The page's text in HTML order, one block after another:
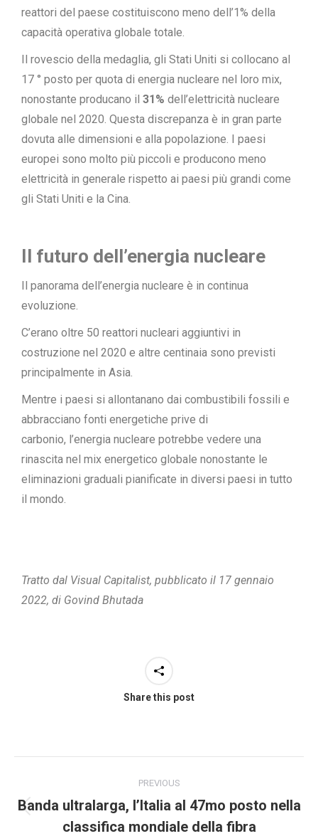
reattori del paese costituiscono meno dell’1% della
capacità operativa globale totale.
Il rovescio della medaglia, gli Stati Uniti si collocano al
17 ° posto per quota di energia nucleare nel loro mix,
nonostante producano il 31% dell’elettricità nucleare
globale nel 2020. Questa discrepanza è in gran parte
dovuta alle dimensioni e alla popolazione. I paesi
europei sono molto più piccoli e producono meno
elettricità in generale rispetto ai paesi più grandi come
gli Stati Uniti e la Cina.
Il futuro dell’energia nucleare
Il panorama dell’energia nucleare è in continua
evoluzione.
C’erano oltre 50 reattori nucleari aggiuntivi in
costruzione nel 2020 e altre centinaia sono previsti
principalmente in Asia.
Mentre i paesi si allontanano dai combustibili fossili e
abbracciano fonti energetiche prive di
carbonio, l’energia nucleare potrebbe vedere una
rinascita nel mix energetico globale nonostante le
eliminazioni graduali pianificate in diversi paesi in tutto
il mondo.
Tratto dal Visual Capitalist, pubblicato il 17 gennaio
2022, di Govind Bhutada
Share this post
PREVIOUS
Banda ultralarga, l’Italia al 47mo posto nella
classifica mondiale della fibra